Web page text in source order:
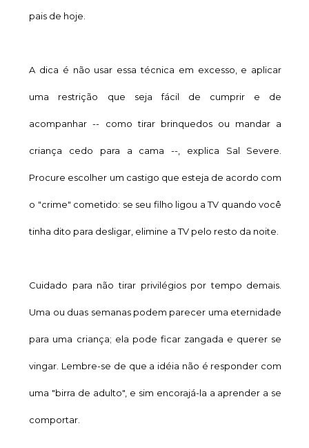
pais de hoje.
A dica é não usar essa técnica em excesso, e aplicar
uma restrição que seja fácil de cumprir e de
acompanhar -- como tirar brinquedos ou mandar a
criança cedo para a cama --, explica Sal Severe.
Procure escolher um castigo que esteja de acordo com
o "crime" cometido: se seu filho ligou a TV quando você
tinha dito para desligar, elimine a TV pelo resto da noite.
Cuidado para não tirar privilégios por tempo demais.
Uma ou duas semanas podem parecer uma eternidade
para uma criança; ela pode ficar zangada e querer se
vingar. Lembre-se de que a idéia não é responder com
uma "birra de adulto", e sim encorajá-la a aprender a se
comportar.